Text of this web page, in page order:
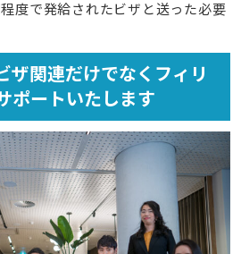
度で発給されたビザと送った必要
ザ関連だけでなくフィリ
ポートいたします